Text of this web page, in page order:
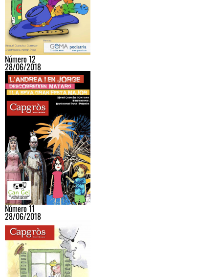
Número 12
28/06/2018
Número 11
28/06/2018